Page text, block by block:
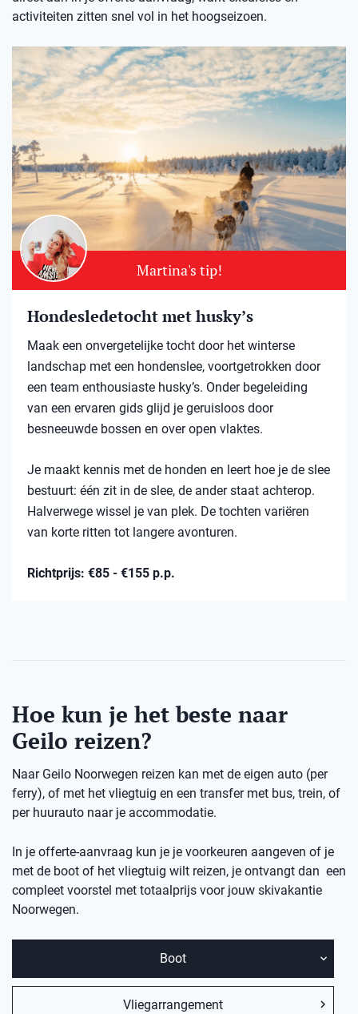
activiteiten zitten snel vol in het hoogseizoen.
Martina's tip!
Hondesledetocht met husky’s
Maak een onvergetelijke tocht door het winterse
landschap met een hondenslee, voortgetrokken door
een team enthousiaste husky’s. Onder begeleiding
van een ervaren gids glijd je geruisloos door
besneeuwde bossen en over open vlaktes.
Je maakt kennis met de honden en leert hoe je de slee
bestuurt: één zit in de slee, de ander staat achterop.
Halverwege wissel je van plek. De tochten variëren
van korte ritten tot langere avonturen.
Richtprijs: €85 - €155 p.p.
Hoe kun je het beste naar
Geilo reizen?
Naar Geilo Noorwegen reizen kan met de eigen auto (per
ferry), of met het vliegtuig en een transfer met bus, trein, of
per huurauto naar je accommodatie.
In je offerte-aanvraag kun je je voorkeuren aangeven of je
met de boot of het vliegtuig wilt reizen, je ontvangt dan een
compleet voorstel met totaalprijs voor jouw skivakantie
Noorwegen.
Boot
Vliegarrangement